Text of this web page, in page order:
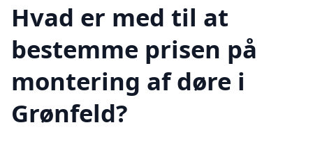
Hvad er med til at
bestemme prisen på
montering af døre i
Grønfeld?